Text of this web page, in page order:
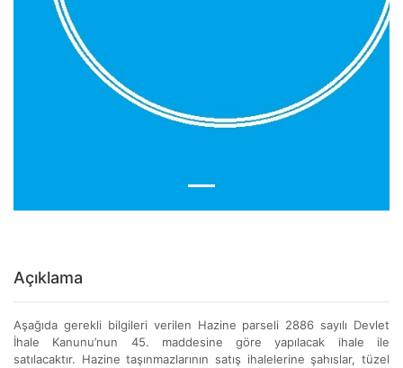
Açıklama
Aşağıda gerekli bilgileri verilen Hazine parseli 2886 sayılı Devlet
İhale Kanunu’nun 45. maddesine göre yapılacak ihale ile
satılacaktır. Hazine taşınmazlarının satış ihalelerine şahıslar, tüzel